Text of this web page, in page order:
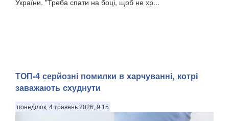
України. "Треба спати на боці, щоб не хр...
ТОП-4 серйозні помилки в харчуванні, котрі
заважають схуднути
понеділок, 4 травень 2026, 9:15